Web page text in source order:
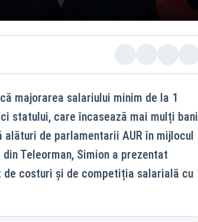
majorarea salariului minim de la 1
statului, care încasează mai mulți bani
de parlamentarii AUR în mijlocul
Teleorman, Simion a prezentat
costuri și de competiția salarială cu